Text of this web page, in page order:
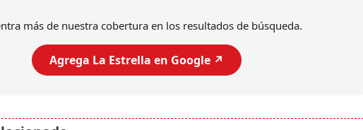
más de nuestra cobertura en los resultados de búsqueda.
Agrega La Estrella en Google ↗️